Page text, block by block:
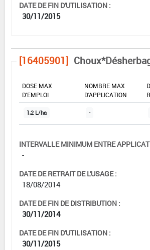
DATE DE FIN D'UTILISATION :
30/11/2015
[16405901]
DOSE MAX
D'EMPLOI
NOMBRE MAX
D'APPLICATION
1,2 L/ha -
INTERVALLE MINIMUM ENTRE
-
DATE DE RETRAIT DE L'USAGE :
18/08/2014
DATE DE FIN DE DISTRIBUTION :
30/11/2014
DATE DE FIN D'UTILISATION :
30/11/2015